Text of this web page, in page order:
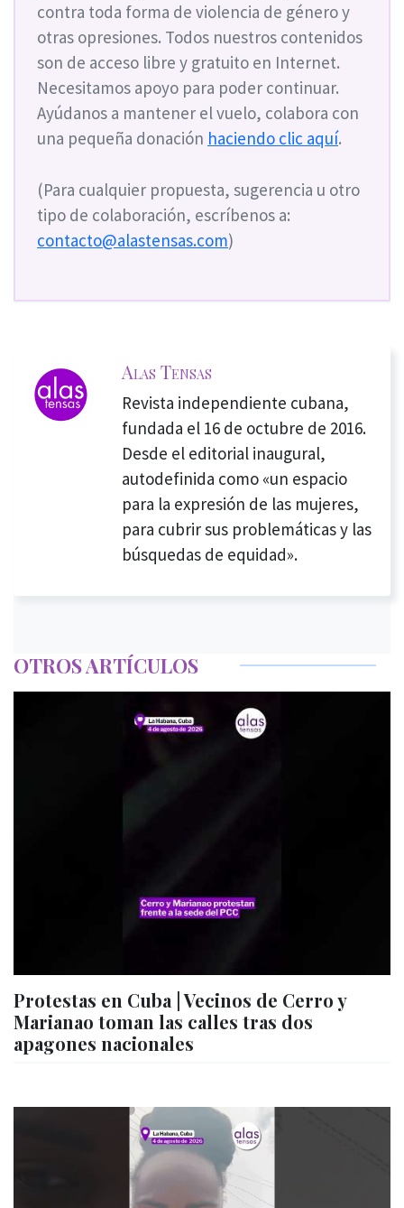
contra toda forma de violencia de género y
otras opresiones. Todos nuestros contenidos
son de acceso libre y gratuito en Internet.
Necesitamos apoyo para poder continuar.
Ayúdanos a mantener el vuelo, colabora con
una pequeña donación haciendo clic aquí.
(Para cualquier propuesta, sugerencia u otro
tipo de colaboración, escríbenos a:
contacto@alastensas.com)
Alas Tensas
Revista independiente cubana,
fundada el 16 de octubre de 2016.
Desde el editorial inaugural,
autodefinida como «un espacio
para la expresión de las mujeres,
para cubrir sus problemáticas y las
búsquedas de equidad».
OTROS ARTÍCULOS
Protestas en Cuba | Vecinos de Cerro y
Marianao toman las calles tras dos
apagones nacionales